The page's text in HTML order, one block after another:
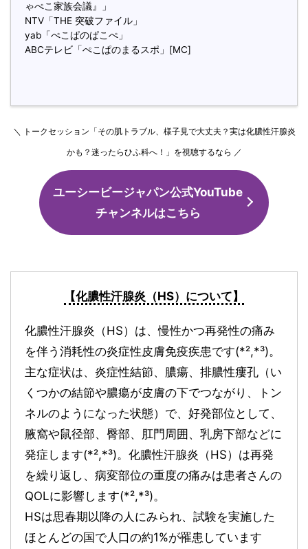
ゃぺこ家族会議』」
NTV「THE 突破ファイル」
yab「ぺこぱのぱこぺ」
ABCテレビ「ぺこぱのまるスポ」[MC]
＼ トークセッション「その肌トラブル、様子見で大丈夫？実は化膿性汗腺炎
かも？迷ったらひふ科へ！」を視聴するなら ／
ユーシービージャパン公式YouTube
チャンネルはこちら
【化膿性汗腺炎（HS）について】
化膿性汗腺炎（HS）は、慢性かつ再発性の痛み
を伴う消耗性の炎症性皮膚免疫疾患です(*²,*³)。
主な症状は、炎症性結節、膿瘍、排膿性瘻孔（い
くつかの結節や膿瘍が皮膚の下でつながり、トン
ネルのようになった状態）で、好発部位として、
腋窩や鼠径部、臀部、肛門周囲、乳房下部などに
発症します(*²,*³)。化膿性汗腺炎（HS）は再発
を繰り返し、病変部位の重度の痛みは患者さんの
QOLに影響します(*²,*³)。
HSは思春期以降の人にみられ、試験を実施した
ほとんどの国で人口の約1%が罹患しています